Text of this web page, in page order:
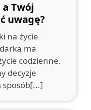
Twój
uwagę?
na życie
ma
codzienne.
decyzje
sposób[...]